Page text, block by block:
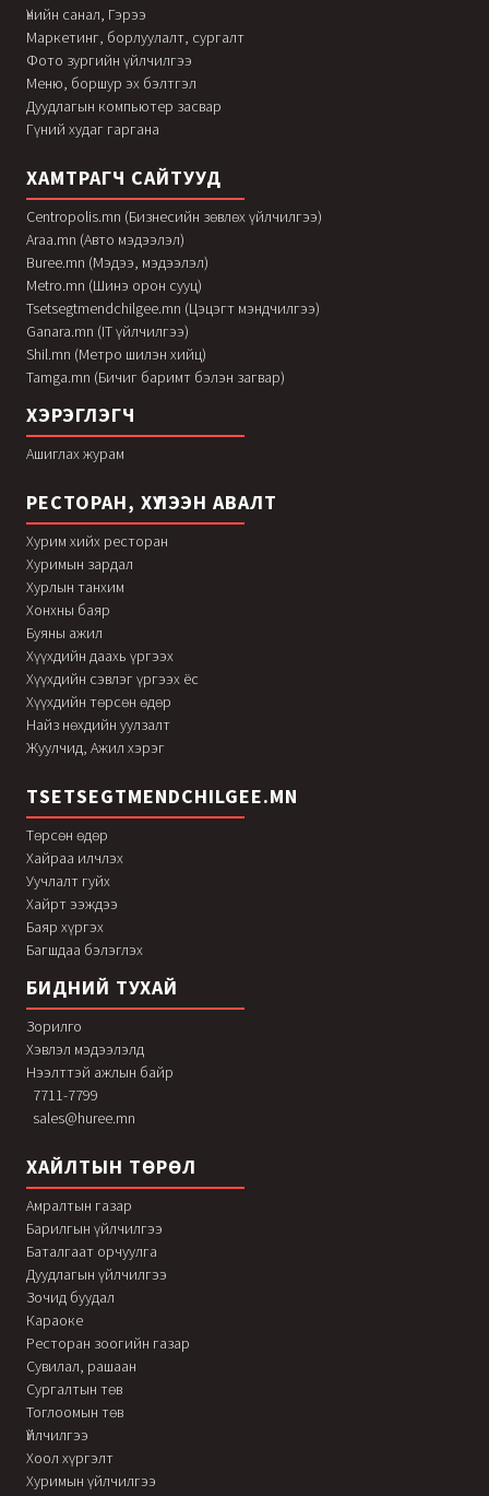
Үнийн санал, Гэрээ
Маркетинг, борлуулалт, сургалт
Фото зургийн үйлчилгээ
Меню, боршур эх бэлтгэл
Дуудлагын компьютер засвар
Гүний худаг гаргана
ХАМТРАГЧ САЙТУУД
Centropolis.mn (Бизнесийн зөвлөх үйлчилгээ)
Araa.mn (Авто мэдээлэл)
Buree.mn (Мэдээ, мэдээлэл)
Metro.mn (Шинэ орон сууц)
Tsetsegtmendchilgee.mn (Цэцэгт мэндчилгээ)
Ganara.mn (IT үйлчилгээ)
Shil.mn (Метро шилэн хийц)
Tamga.mn (Бичиг баримт бэлэн загвар)
ХЭРЭГЛЭГЧ
Ашиглах журам
РЕСТОРАН, ХҮЛЭЭН АВАЛТ
Хурим хийх ресторан
Хуримын зардал
Хурлын танхим
Хонхны баяр
Буяны ажил
Хүүхдийн даахь үргээх
Хүүхдийн сэвлэг үргээх ёс
Хүүхдийн төрсөн өдөр
Найз нөхдийн уулзалт
Жуулчид, Ажил хэрэг
TSETSEGTMENDCHILGEE.MN
Төрсөн өдөр
Хайраа илчлэх
Уучлалт гуйх
Хайрт ээждээ
Баяр хүргэх
Багшдаа бэлэглэх
БИДНИЙ ТУХАЙ
Зорилго
Хэвлэл мэдээлэлд
Нээлттэй ажлын байр
7711-7799
sales@huree.mn
ХАЙЛТЫН ТӨРӨЛ
Амралтын газар
Барилгын үйлчилгээ
Баталгаат орчуулга
Дуудлагын үйлчилгээ
Зочид буудал
Караоке
Ресторан зоогийн газар
Сувилал, рашаан
Сургалтын төв
Тоглоомын төв
Үйлчилгээ
Хоол хүргэлт
Хуримын үйлчилгээ